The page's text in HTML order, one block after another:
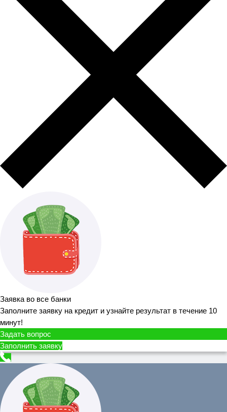
Заявка во все банки
Заполните заявку на кредит и узнайте результат в течение 10
минут!
Задать вопрос
Заполнить заявку